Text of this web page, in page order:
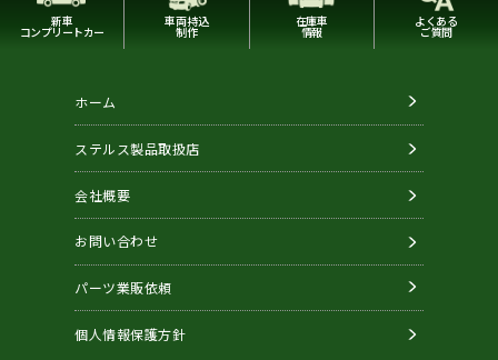
新車
コンプリートカー
車両持込
制作
在庫車
情報
よくある
ご質問
ホーム
ステルス製品取扱店
会社概要
お問い合わせ
パーツ業販依頼
個人情報保護方針